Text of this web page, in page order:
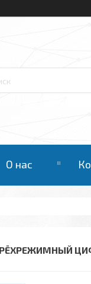
О нас